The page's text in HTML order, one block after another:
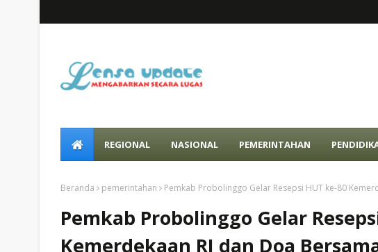
REGIONAL NASIONAL PEMERINTAHAN
Beranda pemerintahan Pemkab Probolinggo Gelar Resepsi HUT ke-80
Pemkab Probolinggo Gelar
Kemerdekaan RI dan Doa